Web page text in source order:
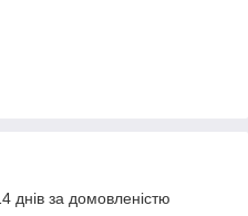
днів за домовленістю